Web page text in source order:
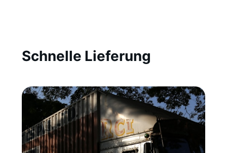
Schnelle Lieferung